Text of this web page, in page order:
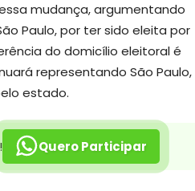
mudança, argumentando
Paulo, por ter sido eleita por
do domicílio eleitoral é
representando São Paulo,
estado.
Quero Participar